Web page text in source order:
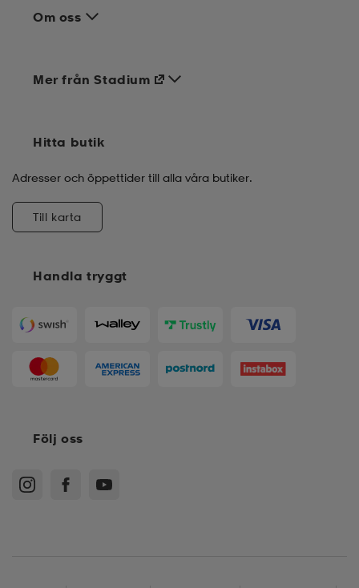
Om oss
Handla tryggt
Mer från Stadium
Hitta butik
Adresser och öppettider till alla våra butiker.
Till karta
Följ oss